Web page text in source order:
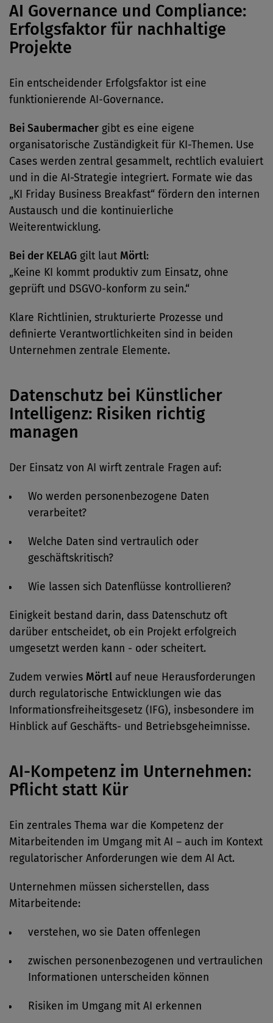
AI Governance und Compliance:
Erfolgsfaktor für nachhaltige
Projekte
Ein entscheidender Erfolgsfaktor ist eine
funktionierende AI-Governance.
Bei Saubermacher gibt es eine eigene
organisatorische Zuständigkeit für KI-Themen. Use
Cases werden zentral gesammelt, rechtlich evaluiert
und in die AI-Strategie integriert. Formate wie das
„KI Friday Business Breakfast“ fördern den internen
Austausch und die kontinuierliche
Weiterentwicklung.
Bei der KELAG gilt laut Mörtl:
„Keine KI kommt produktiv zum Einsatz, ohne
geprüft und DSGVO-konform zu sein.“
Klare Richtlinien, strukturierte Prozesse und
definierte Verantwortlichkeiten sind in beiden
Unternehmen zentrale Elemente.
Datenschutz bei Künstlicher
Intelligenz: Risiken richtig
managen
Der Einsatz von AI wirft zentrale Fragen auf:
Wo werden personenbezogene Daten
verarbeitet?
Welche Daten sind vertraulich oder
geschäftskritisch?
Wie lassen sich Datenflüsse kontrollieren?
Einigkeit bestand darin, dass Datenschutz oft
darüber entscheidet, ob ein Projekt erfolgreich
umgesetzt werden kann - oder scheitert.
Zudem verwies Mörtl auf neue Herausforderungen
durch regulatorische Entwicklungen wie das
Informationsfreiheitsgesetz (IFG), insbesondere im
Hinblick auf Geschäfts- und Betriebsgeheimnisse.
AI-Kompetenz im Unternehmen:
Pflicht statt Kür
Ein zentrales Thema war die Kompetenz der
Mitarbeitenden im Umgang mit AI – auch im Kontext
regulatorischer Anforderungen wie dem AI Act.
Unternehmen müssen sicherstellen, dass
Mitarbeitende:
verstehen, wo sie Daten offenlegen
zwischen personenbezogenen und vertraulichen
Informationen unterscheiden können
Risiken im Umgang mit AI erkennen